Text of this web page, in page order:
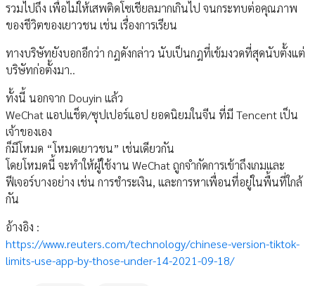
รวมไปถึง เพื่อไม่ให้เสพติดโซเชียลมากเกินไป จนกระทบต่อคุณภาพ
ของชีวิตของเยาวชน เช่น เรื่องการเรียน
ทางบริษัทยังบอกอีกว่า กฎดังกล่าว นับเป็นกฎที่เข้มงวดที่สุดนับตั้งแต่
บริษัทก่อตั้งมา..
ทั้งนี้ นอกจาก Douyin แล้ว
WeChat แอปแช็ต/ซุปเปอร์แอป ยอดนิยมในจีน ที่มี Tencent เป็น
เจ้าของเอง
ก็มีโหมด “โหมดเยาวชน” เช่นเดียวกัน
โดยโหมดนี้ จะทำให้ผู้ใช้งาน WeChat ถูกจำกัดการเข้าถึงเกมและ
ฟีเจอร์บางอย่าง เช่น การชำระเงิน, และการหาเพื่อนที่อยู่ในพื้นที่ใกล้
กัน
อ้างอิง :
https://www.reuters.com/technology/chinese-version-tiktok-
limits-use-app-by-those-under-14-2021-09-18/